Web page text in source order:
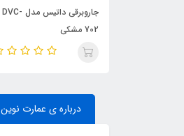
جاروبرقی داتیس مدل DVC-
702 مشکی
درباره ی عمارت نوین